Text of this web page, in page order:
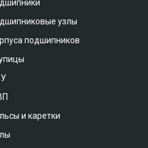
узлы
подшипников
и каретки